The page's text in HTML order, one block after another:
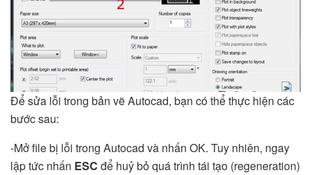
Để sửa lỗi trong bản vẽ Autocad, bạn có thể thực hiện các
bước sau:
-Mở file bị lỗi trong Autocad và nhấn OK. Tuy nhiên, ngay
lập tức nhấn ESC để huỷ bỏ quá trình tái tạo (regeneration)